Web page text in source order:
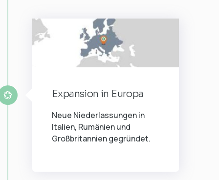
Expansion in Europa
Neue Niederlassungen in
Italien, Rumänien und
Großbritannien gegründet.